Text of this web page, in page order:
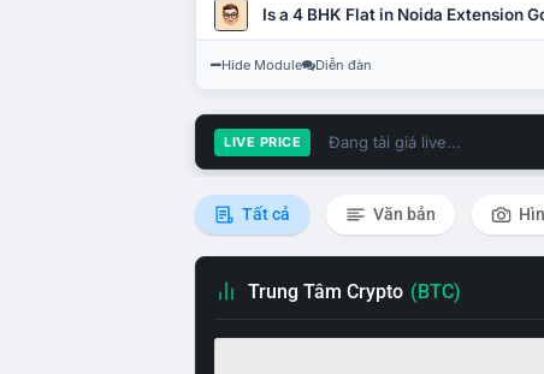
Is a 4 BHK Flat in Noida Extension
Hide Module Diễn đàn
LIVE PRICE Đang tải giá live...
Tất cả Văn bản
Trung Tâm Crypto (BTC)